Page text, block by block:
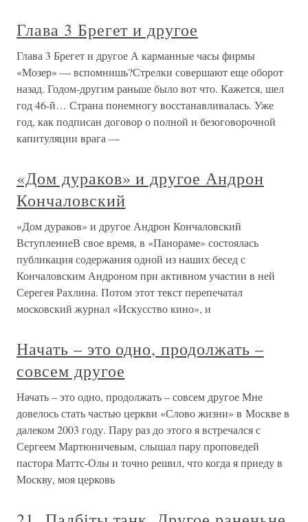
Глава 3 Брегет и другое
Глава 3 Брегет и другое А карманные часы фирмы
«Мозер» — вспомнишь?Стрелки совершают еще оборот
назад. Годом-другим раньше было вот что. Кажется, шел
год 46-й… Страна понемногу восстанавливалась. Уже
год, как подписан договор о полной и безоговорочной
капитуляции врага —
«Дом дураков» и другое Андрон
Кончаловский
«Дом дураков» и другое Андрон Кончаловский
ВступлениеВ свое время, в «Панораме» состоялась
публикация содержания одной из наших бесед с
Кончаловским Андроном при активном участии в ней
Серегея Рахлина. Потом этот текст перепечатал
московский журнал «Искусство кино», и
Начать – это одно, продолжать –
совсем другое
Начать – это одно, продолжать – совсем другое Мне
довелось стать частью церкви «Слово жизни» в Москве в
далеком 2003 году. Пару раз до этого я встречался с
Сергеем Мартюничевым, слышал пару проповедей
пастора Маттс-Олы и точно решил, что когда я приеду в
Москву, моя церковь